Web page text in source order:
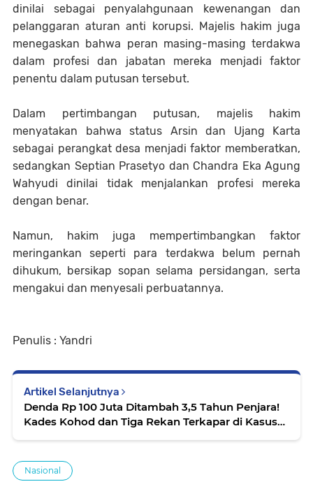
dinilai sebagai penyalahgunaan kewenangan dan
pelanggaran aturan anti korupsi. Majelis hakim juga
menegaskan bahwa peran masing-masing terdakwa
dalam profesi dan jabatan mereka menjadi faktor
penentu dalam putusan tersebut.
Dalam pertimbangan putusan, majelis hakim
menyatakan bahwa status Arsin dan Ujang Karta
sebagai perangkat desa menjadi faktor memberatkan,
sedangkan Septian Prasetyo dan Chandra Eka Agung
Wahyudi dinilai tidak menjalankan profesi mereka
dengan benar.
Namun, hakim juga mempertimbangkan faktor
meringankan seperti para terdakwa belum pernah
dihukum, bersikap sopan selama persidangan, serta
mengakui dan menyesali perbuatannya.
Penulis : Yandri
Artikel Selanjutnya
Denda Rp 100 Juta Ditambah 3,5 Tahun Penjara!
Kades Kohod dan Tiga Rekan Terkapar di Kasus
Nasional